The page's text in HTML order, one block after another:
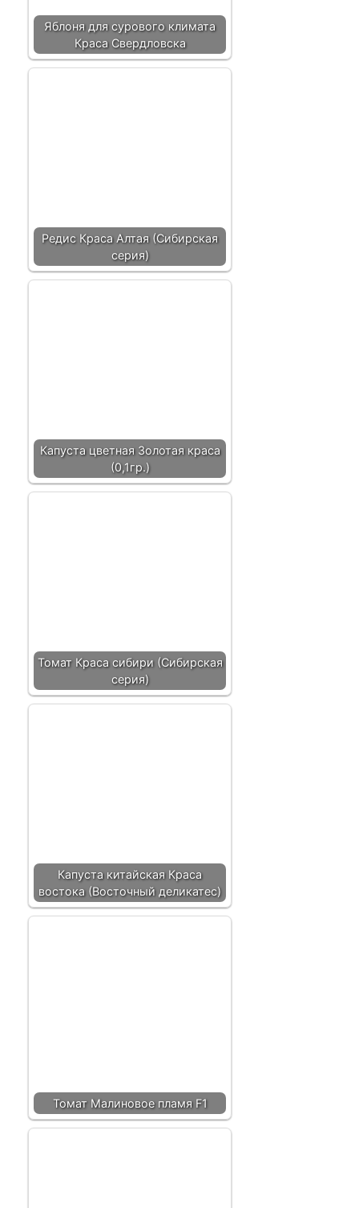
Яблоня для сурового климата
Краса Свердловска
Редис Краса Алтая (Сибирская
серия)
Капуста цветная Золотая краса
(0,1гр.)
Томат Краса сибири (Сибирская
серия)
Капуста китайская Краса
востока (Восточный деликатес)
Томат Малиновое пламя F1